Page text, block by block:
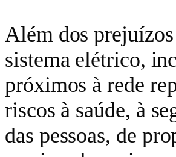
Além dos
sistema elétrico,
próximos à rede
riscos à saúde, à
das pessoas, de